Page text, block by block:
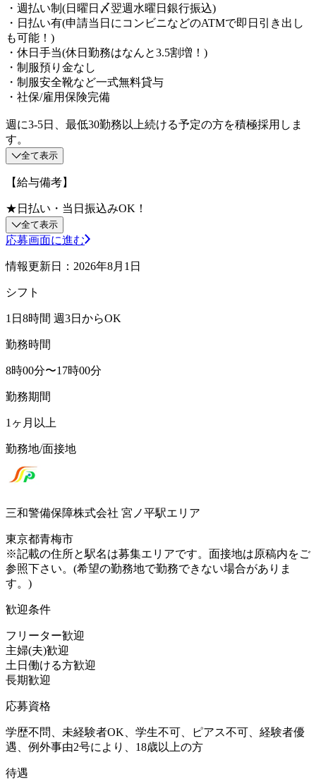
・週払い制(日曜日〆翌週水曜日銀行振込)
・日払い有(申請当日にコンビニなどのATMで即日引き出し
も可能！)
・休日手当(休日勤務はなんと3.5割増！)
・制服預り金なし
・制服安全靴など一式無料貸与
・社保/雇用保険完備
週に3-5日、最低30勤務以上続ける予定の方を積極採用しま
す。
全て表示
【給与備考】
★日払い・当日振込みOK！
全て表示
応募画面に進む
情報更新日：2026年8月1日
シフト
1日8時間 週3日からOK
勤務時間
8時00分〜17時00分
勤務期間
1ヶ月以上
勤務地/面接地
三和警備保障株式会社 宮ノ平駅エリア
東京都青梅市
※記載の住所と駅名は募集エリアです。面接地は原稿内をご
参照下さい。(希望の勤務地で勤務できない場合がありま
す。)
歓迎条件
フリーター歓迎
主婦(夫)歓迎
土日働ける方歓迎
長期歓迎
応募資格
学歴不問、未経験者OK、学生不可、ピアス不可、経験者優
遇、例外事由2号により、18歳以上の方
待遇